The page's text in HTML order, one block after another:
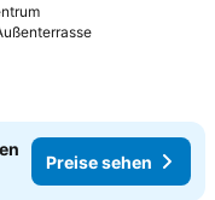
Preise sehen